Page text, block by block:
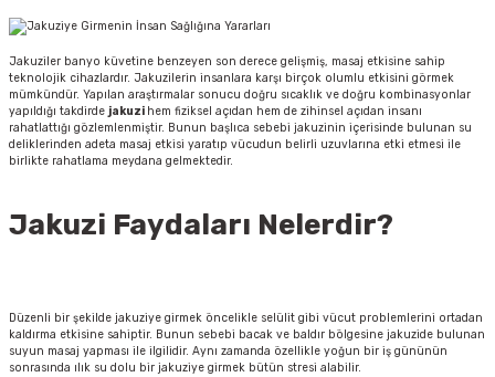
Jakuziler banyo küvetine benzeyen son derece gelişmiş, masaj etkisine sahip
teknolojik cihazlardır. Jakuzilerin insanlara karşı birçok olumlu etkisini görmek
mümkündür. Yapılan araştırmalar sonucu doğru sıcaklık ve doğru kombinasyonlar
yapıldığı takdirde jakuzi hem fiziksel açıdan hem de zihinsel açıdan insanı
rahatlattığı gözlemlenmiştir. Bunun başlıca sebebi jakuzinin içerisinde bulunan su
deliklerinden adeta masaj etkisi yaratıp vücudun belirli uzuvlarına etki etmesi ile
birlikte rahatlama meydana gelmektedir.
Jakuzi Faydaları Nelerdir?
Düzenli bir şekilde jakuziye girmek öncelikle selülit gibi vücut problemlerini ortadan
kaldırma etkisine sahiptir. Bunun sebebi bacak ve baldır bölgesine jakuzide bulunan
suyun masaj yapması ile ilgilidir. Aynı zamanda özellikle yoğun bir iş gününün
sonrasında ılık su dolu bir jakuziye girmek bütün stresi alabilir.